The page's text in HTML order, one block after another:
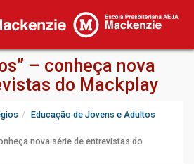
– conheça nova
do Mackplay
Educação de Jovens e Adultos
nova série de entrevistas do